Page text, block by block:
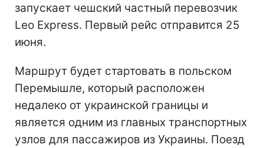
запускает чешский частный перевозчик
Leo Express. Первый рейс отправится 25
июня.
Маршрут будет стартовать в польском
Перемышле, который расположен
недалеко от украинской границы и
является одним из главных транспортных
узлов для пассажиров из Украины. Поезд